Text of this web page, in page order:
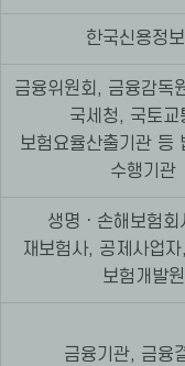
한국신용정
금융위원회, 금융감독
국세청, 국토교
보험요율산출기관 등
수행기관
생명ㆍ손해보험
재보험사, 공제사업
보험개발원
금융기관, 금융